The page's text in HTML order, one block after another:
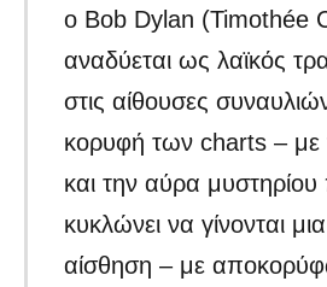
ο Bob Dylan (Timothée
αναδύεται ως λαϊκός
στις αίθουσες
κορυφή των charts – με
και την αύρα
κυκλώνει να γίνονται
αίσθηση – με